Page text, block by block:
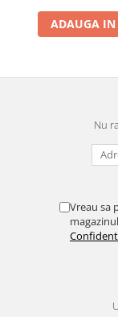
ADAUGA IN
Nu
Vreau sa